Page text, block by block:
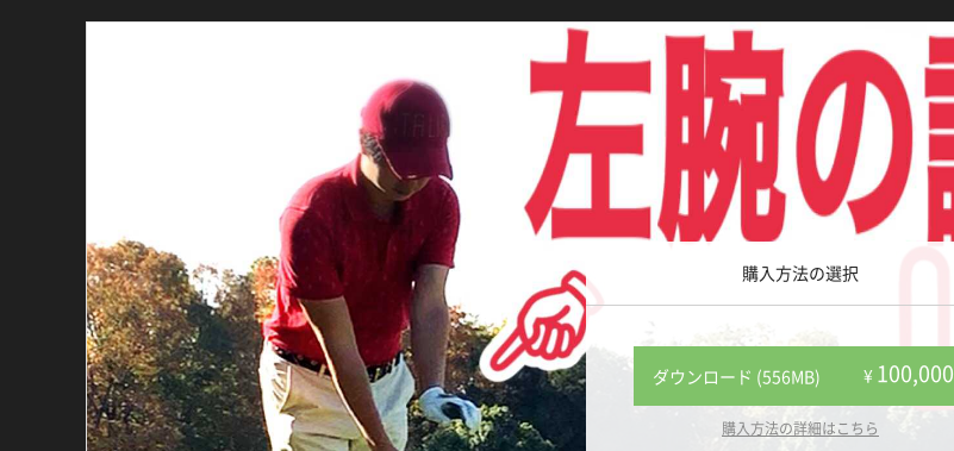
購入方法の選択
ダウンロード (556MB) ¥ 100,000
購入方法の詳細はこちら